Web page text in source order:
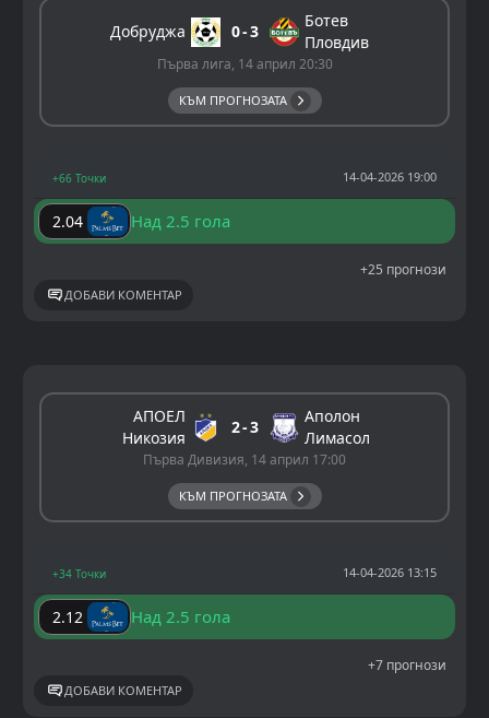
Добруджа 0 3
Ботев
Пловдив
Първа лига, 14 април 20:30
КЪМ ПРОГНОЗАТА
+66 Точки 14-04-2026 19:00
2.04 Над 2.5 гола
+25 прогнози
ДОБАВИ КОМЕНТАР
АПОЕЛ
Никозия
2 3
Аполон
Лимасол
Първа Дивизия, 14 април 17:00
КЪМ ПРОГНОЗАТА
+34 Точки 14-04-2026 13:15
2.12 Над 2.5 гола
+7 прогнози
ДОБАВИ КОМЕНТАР